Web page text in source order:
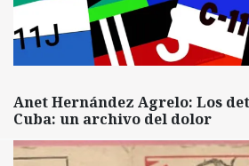
Anet Hernández Agrelo: Los
Cuba: un archivo del dolor